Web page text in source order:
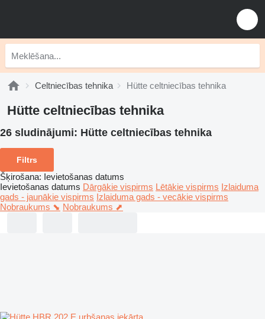
Celtniecības tehnika Hütte celtniecības tehnika
Hütte celtniecības tehnika
26 sludinājumi: Hütte celtniecības tehnika
Filtrs
Šķirošana: Ievietošanas datums
Ievietošanas datums Dārgākie vispirms Lētākie vispirms Izlaiduma
gads - jaunākie vispirms Izlaiduma gads - vecākie vispirms
Nobraukums ⬊ Nobraukums ⬈